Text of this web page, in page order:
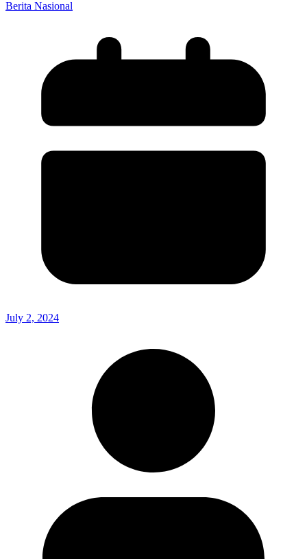
Berita Nasional
July 2, 2024